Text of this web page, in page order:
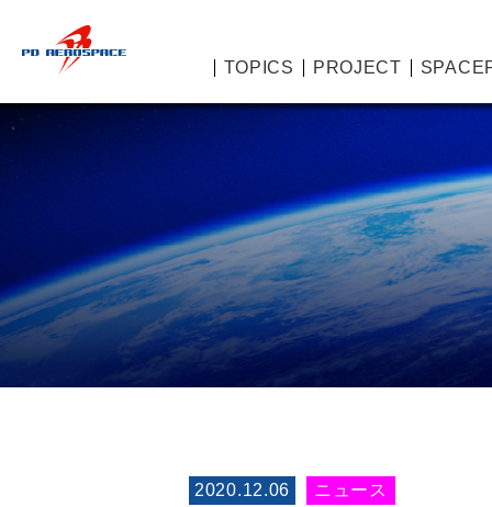
TOPICS PROJECT
2020.12.06 ニュース